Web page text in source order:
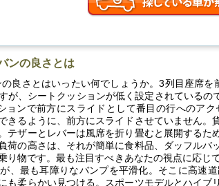
ンの良さとは
良さとはいったい何でしょうか。3列目座席
が、シートクッションが低く設定されている
ョンで前方にスライドとして番目の行へのア
きるように、前方にスライドさせていません
テザーとレバーは風席を折り畳むと展開する
荷の高さは、それが簡単に食料品、ダッフル
り物です。最も注目すべきあなたの視点に応
、最も耳障りなバンプを平滑化。そこに高速
も柔らかい見つける。スポーツモデルとハイ